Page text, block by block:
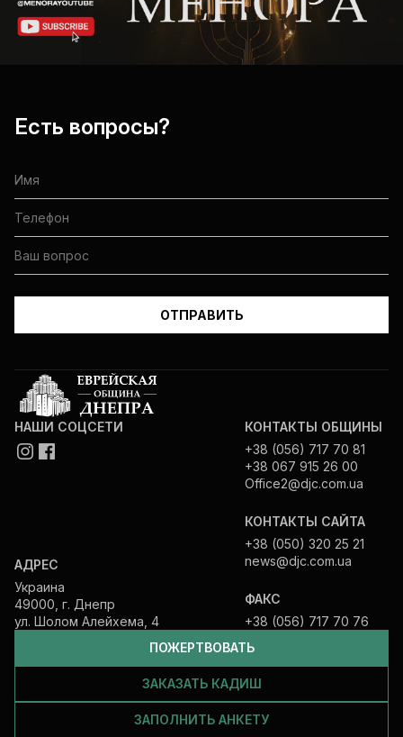
Есть вопросы?
ПОЖЕРТВОВАТЬ
ЗАКАЗАТЬ КАДИШ
ЗАПОЛНИТЬ АНКЕТУ
НАШИ СОЦСЕТИ
АДРЕС
Украина
49000, г. Днепр
ул. Шолом Алейхема, 4
КОНТАКТЫ ОБЩИНЫ
+38 (056) 717 70 81
+38 067 915 26 00
Office2@djc.com.ua
КОНТАКТЫ САЙТА
+38 (050) 320 25 21
news@djc.com.ua
ФАКС
+38 (056) 717 70 76